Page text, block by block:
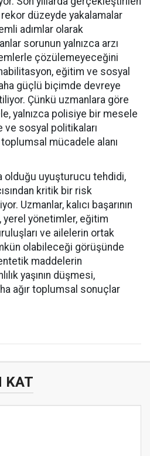
düzeyde yakalamalar
adımlar olarak
sorunun yalnızca arzı
çözülemeyeceğini
eğitim ve sosyal
güçlü biçimde devreye
Çünkü uzmanlara göre
yalnızca polisiye bir mesele
ve sosyal politikaları
mücadele alanı
olduğu uyuşturucu tehdidi,
kritik bir risk
Uzmanlar, kalıcı başarının
yerel yönetimler, eğitim
ve ailelerin ortak
olabileceği görüşünde
maddelerin
yaşının düşmesi,
ağır toplumsal sonuçlar
KAT